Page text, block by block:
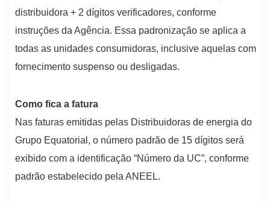
distribuidora + 2 dígitos verificadores, conforme
instruções da Agência. Essa padronização se aplica a
todas as unidades consumidoras, inclusive aquelas com
fornecimento suspenso ou desligadas.
Como fica a fatura
Nas faturas emitidas pelas Distribuidoras de energia do
Grupo Equatorial, o número padrão de 15 dígitos será
exibido com a identificação “Número da UC”, conforme
padrão estabelecido pela ANEEL.